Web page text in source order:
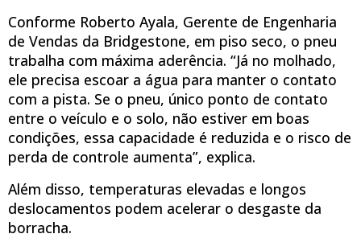
Conforme Roberto Ayala, Gerente de Engenharia
de Vendas da Bridgestone, em piso seco, o pneu
trabalha com máxima aderência. “Já no molhado,
ele precisa escoar a água para manter o contato
com a pista. Se o pneu, único ponto de contato
entre o veículo e o solo, não estiver em boas
condições, essa capacidade é reduzida e o risco de
perda de controle aumenta”, explica.
Além disso, temperaturas elevadas e longos
deslocamentos podem acelerar o desgaste da
borracha.